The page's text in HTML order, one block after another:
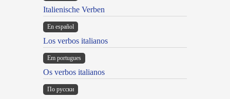
Italienische Verben
En español
Los verbos italianos
Em portugues
Os verbos italianos
По русски